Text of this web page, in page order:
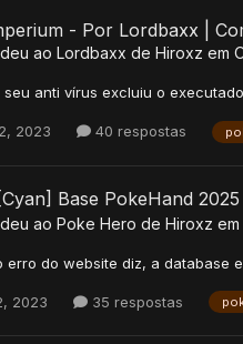
- Por Lordbaxx |
ao Lordbaxx de Hiroxz em
anti vírus excluiu o
2023 40 respostas
[Cyan] Base PokeHand 2025
ao Poke Hero de Hiroxz em
erro do website diz, a database
2023 35 respostas